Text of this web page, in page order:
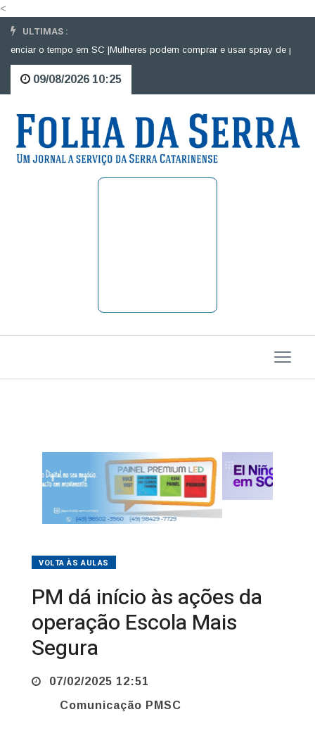
<
ULTIMAS :
o tempo em SC |Mulheres podem comprar e usar spray de pimenta
09/08/2026 10:25
PM dá início às ações da
operação Escola Mais
Segura
07/02/2025 12:51
Comunicação PMSC